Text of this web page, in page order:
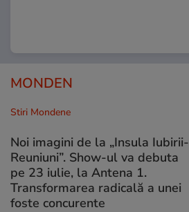
MONDEN
Stiri Mondene
Noi imagini de la „Insula Iubirii-
Reuniuni”. Show-ul va debuta
pe 23 iulie, la Antena 1.
Transformarea radicală a unei
foste concurente